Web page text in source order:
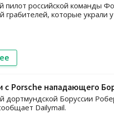
пилот российской команды
грабителей, которые украли
с Porsche нападающего
Боруссии
Dailymail.